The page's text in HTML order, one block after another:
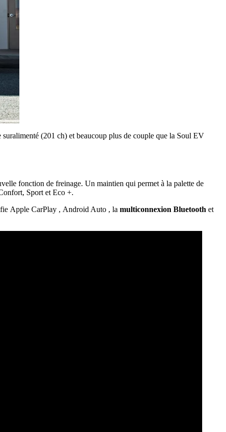
suralimenté (201 ch) et beaucoup plus de couple que la Soul EV
fonction de freinage. Un maintien qui permet à la palette de
Sport et Eco +.
Apple CarPlay , Android Auto , la multiconnexion Bluetooth et